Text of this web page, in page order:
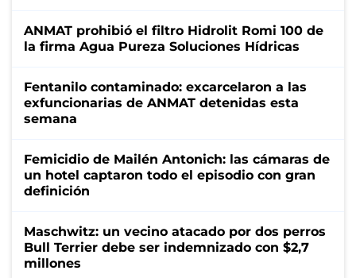
ANMAT prohibió el filtro Hidrolit Romi 100 de
la firma Agua Pureza Soluciones Hídricas
Fentanilo contaminado: excarcelaron a las
exfuncionarias de ANMAT detenidas esta
semana
Femicidio de Mailén Antonich: las cámaras de
un hotel captaron todo el episodio con gran
definición
Maschwitz: un vecino atacado por dos perros
Bull Terrier debe ser indemnizado con $2,7
millones